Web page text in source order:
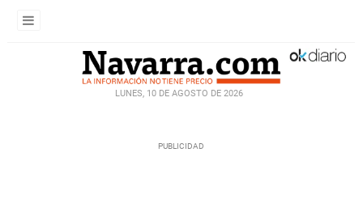
LUNES, 10 DE AGOSTO DE 2026